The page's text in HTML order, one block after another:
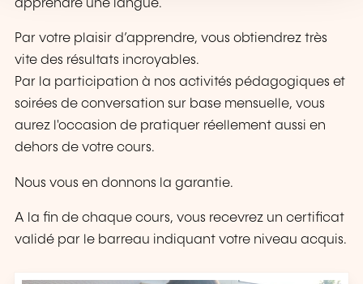
apprendre une langue.
Par votre plaisir d’apprendre, vous obtiendrez très
vite des résultats incroyables.
Par la participation à nos activités pédagogiques et
soirées de conversation sur base mensuelle, vous
aurez l'occasion de pratiquer réellement aussi en
dehors de votre cours.
Nous vous en donnons la garantie.
A la fin de chaque cours, vous recevrez un certificat
validé par le barreau indiquant votre niveau acquis.